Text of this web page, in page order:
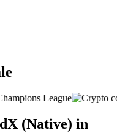
(Native) in